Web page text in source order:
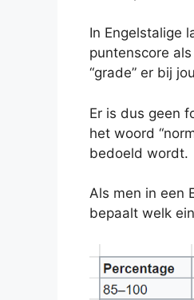
In Engelstalige
puntenscore
“grade” er bij
Er is dus geen
het woord
bedoeld wordt.
Als men in een
bepaalt welk